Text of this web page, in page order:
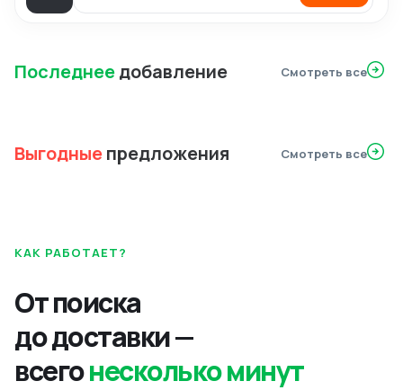
Последнеедобавление Смотреть все
Выгодныепредложения Смотреть все
КАК РАБОТАЕТ?
От поиска
до доставки —
всегонесколько минут